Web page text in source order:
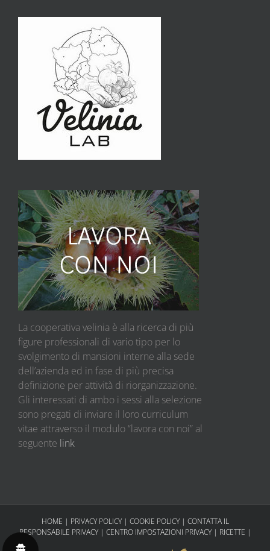
La cooperativa velinia è alla ricerca di più
figure professionali di vario tipo per lo
svolgimento di mansioni interne alla sede
dell’azienda ed in fase di più precisa
definizione per attività di riorganizzazione.
Gli interessati di ambo i sessi alla selezione
sono pregati di inviare il loro curriculum
vitae attraverso il modulo “lavora con noi” al
seguente link
HOME | PRIVACY POLICY| COOKIE POLICY| CONTATTA IL
RESPONSABILE PRIVACY| CENTRO IMPOSTAZIONI PRIVACY| RICETTE |